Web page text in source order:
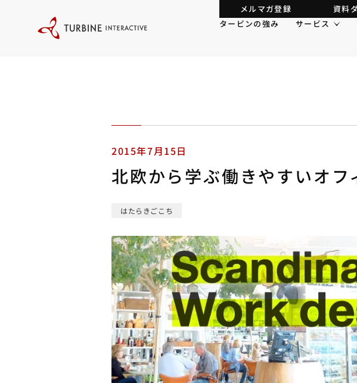
メルマガ登録 資料
タービンの強み
サービス
2015年7月15日
北欧から学ぶ働きやすいオフ
はたらきごこち